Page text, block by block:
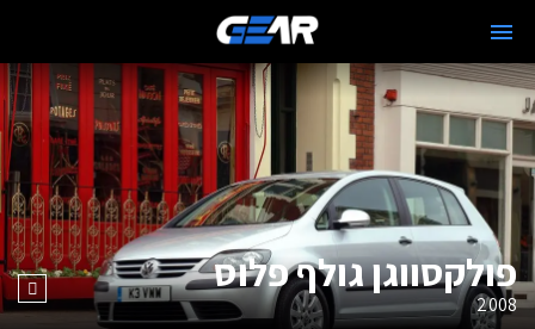
פולקסווגן גולף פלוס
2008